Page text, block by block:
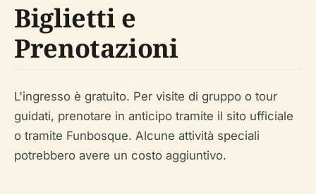
Biglietti e
Prenotazioni
L'ingresso è gratuito. Per visite di gruppo o tour
guidati, prenotare in anticipo tramite il sito ufficiale
o tramite Funbosque. Alcune attività speciali
potrebbero avere un costo aggiuntivo.